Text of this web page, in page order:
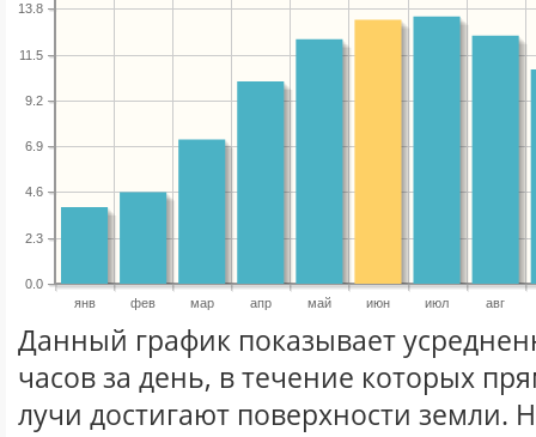
янв фев мар апр май июн июл авг
0.0
2.3
4.6
6.9
9.2
11.5
13.8
Данный график показывает
часов за день, в течение которых
лучи достигают поверхности земли.